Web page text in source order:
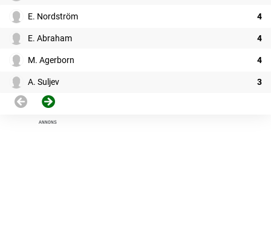
E. Nordström 4
E. Abraham 4
M. Agerborn 4
A. Suljev 3
ANNONS